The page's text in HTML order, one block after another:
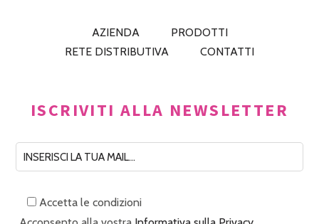
AZIENDA
PRODOTTI
RETE DISTRIBUTIVA
CONTATTI
ISCRIVITI ALLA NEWSLETTER
Accetta le condizioni